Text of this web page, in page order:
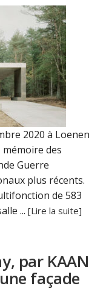
2020 à Loenen
mémoire des
Guerre
plus récents.
de 583
...[Lire la suite]
par KAAN
façade